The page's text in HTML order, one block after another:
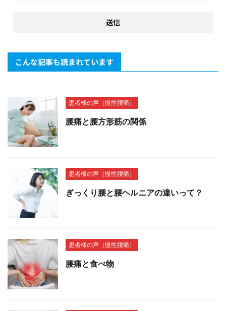
こんな記事も読まれています
患者様の声（慢性腰痛）
腰痛と腰方形筋の関係
患者様の声（慢性腰痛）
ぎっくり腰と腰ヘルニアの違いって？
患者様の声（慢性腰痛）
腰痛と食べ物